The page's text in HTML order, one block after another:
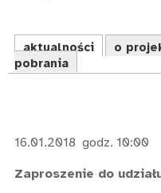
aktualności o
pobrania
16.01.2018 godz. 10:00
Zaproszenie do